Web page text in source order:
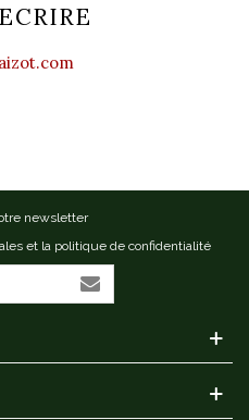
newsletter
et la politique de confidentialité